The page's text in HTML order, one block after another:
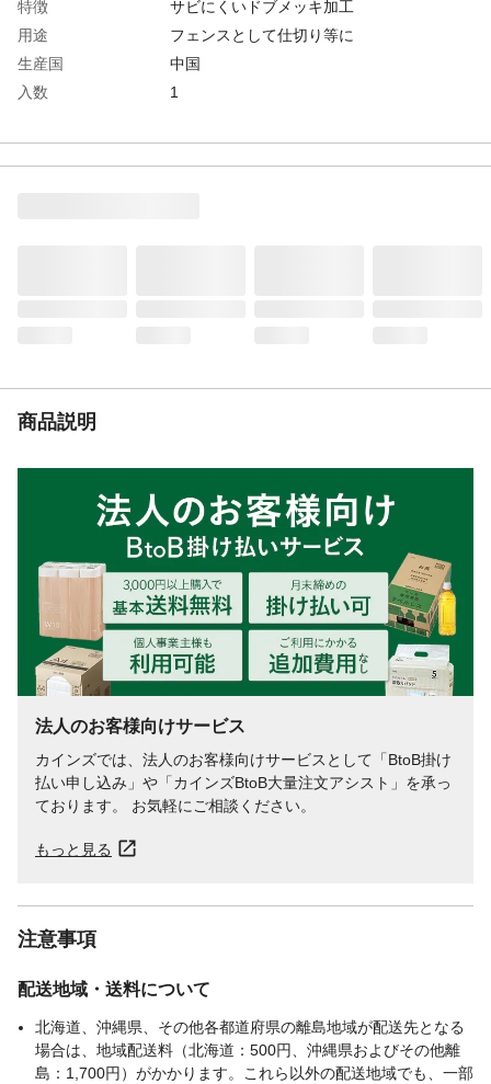
特徴
サビにくいドブメッキ加工
用途
フェンスとして仕切り等に
生産国
中国
入数
1
重量
6kg
商品説明
法人のお客様向けサービス
カインズでは、法人のお客様向けサービスとして「BtoB掛け
払い申し込み」や「カインズBtoB大量注文アシスト」を承っ
ております。 お気軽にご相談ください。
もっと見る
注意事項
配送地域・送料について
北海道、沖縄県、その他各都道府県の離島地域が配送先となる
場合は、地域配送料（北海道：500円、沖縄県およびその他離
島：1,700円）がかかります。これら以外の配送地域でも、一部